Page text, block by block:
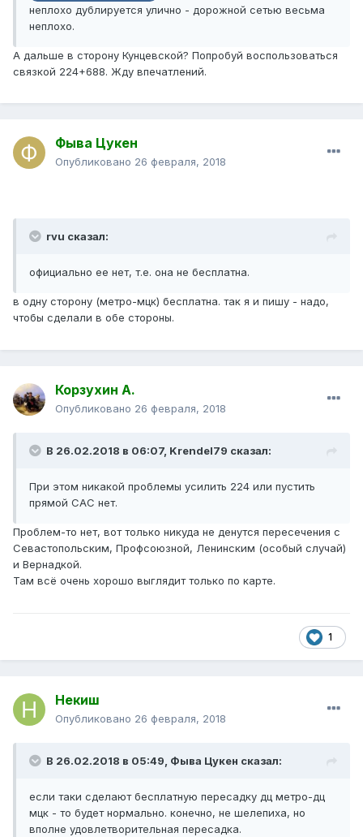
неплохо дублируется улично - дорожной сетью весьма
неплохо.
А дальше в сторону Кунцевской? Попробуй воспользоваться
связкой 224+688. Жду впечатлений.
Фыва Цукен
Опубликовано 26 февраля, 2018
rvu сказал:
официально ее нет, т.е. она не бесплатна.
в одну сторону (метро-мцк) бесплатна. так я и пишу - надо,
чтобы сделали в обе стороны.
Корзухин А.
Опубликовано 26 февраля, 2018
В 26.02.2018 в 06:07, Krendel79 сказал:
При этом никакой проблемы усилить 224 или пустить
прямой САС нет.
Проблем-то нет, вот только никуда не денутся пересечения с
Севастопольским, Профсоюзной, Ленинским (особый случай)
и Вернадкой.
Там всё очень хорошо выглядит только по карте.
1
Некиш
Опубликовано 26 февраля, 2018
В 26.02.2018 в 05:49, Фыва Цукен сказал:
если таки сделают бесплатную пересадку дц метро-дц
мцк - то будет нормально. конечно, не шелепиха, но
вполне удовлетворительная пересадка.